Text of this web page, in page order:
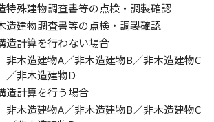
特殊建物調査書等の点検・調製確認
造建物調査書等の点検・調製確認
造計算を行わない場合
非木造建物A／非木造建物B／非木造建物C
／非木造建物D
造計算を行う場合
非木造建物A／非木造建物B／非木造建物C